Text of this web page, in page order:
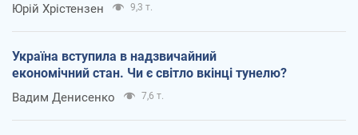
Юрій Хрістензен 9,3 т.
Україна вступила в надзвичайний
економічний стан. Чи є світло вкінці тунелю?
Вадим Денисенко 7,6 т.